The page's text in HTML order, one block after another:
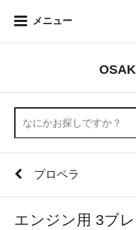
メニュー
プロペラ
エンジン用 3ブ